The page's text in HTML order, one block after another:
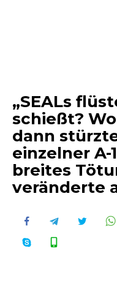
„SEALs
schießt?
dann
einzelner A-
breites
veränderte